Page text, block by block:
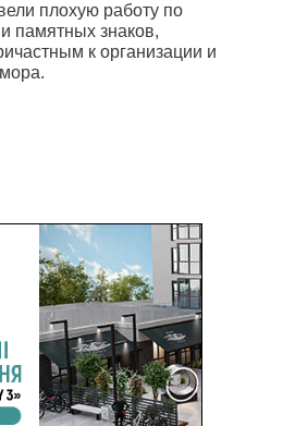
плохую работу по
памятных знаков,
к организации и